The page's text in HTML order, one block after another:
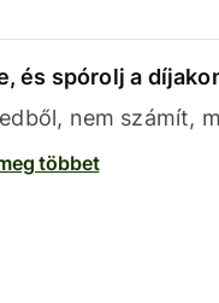
és spórolj a
nem számít,
többet